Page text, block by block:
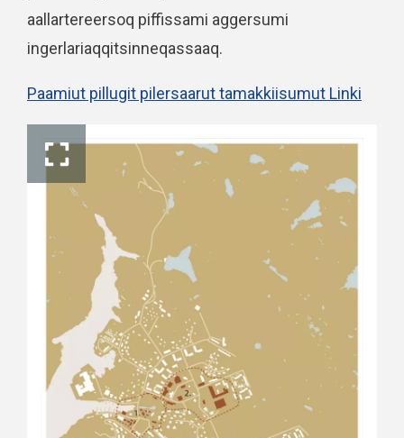
aallartereersoq piffissami aggersumi
ingerlariaqqitsinneqassaaq.
Paamiut pillugit pilersaarut tamakkiisumut Linki